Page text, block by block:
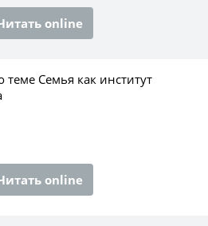
online
теме Семья как институт
online